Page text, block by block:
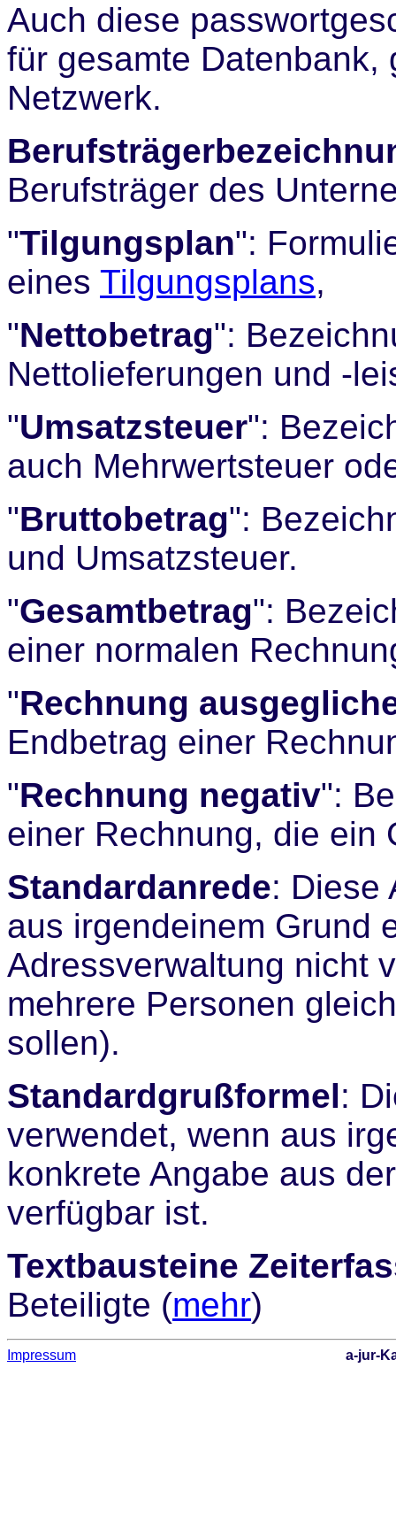
Auch diese
für gesamte Datenbank,
Netzwerk.
Berufsträger des
"Tilgungsplan":
eines Tilgungsplans,
"Nettobetrag":
Nettolieferungen und -
"Umsatzsteuer":
auch Mehrwertsteuer
"Bruttobetrag":
und Umsatzsteuer.
"Gesamtbetrag":
einer normalen
"Rechnung
Endbetrag einer
"Rechnung negativ":
einer Rechnung, die ein
Standardanrede: Diese
aus irgendeinem Grund
Adressverwaltung nicht
mehrere Personen
sollen).
Standardgrußformel:
verwendet, wenn aus
konkrete Angabe aus
verfügbar ist.
Textbausteine
Beteiligte (mehr)
Impressum a-jur-